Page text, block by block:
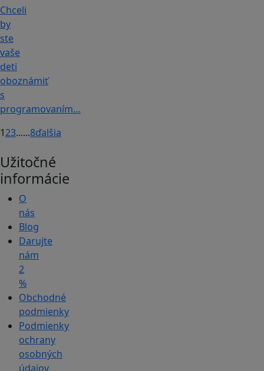
Chceli
by
ste
vaše
deti
oboznámiť
s
programovaním…
123......8ďalšia
Užitočné
informácie
O
nás
Blog
Darujte
nám
2
%
Obchodné
podmienky
Podmienky
ochrany
osobných
údajov